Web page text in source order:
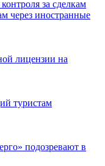
за сделкам
через иностранные
лицензии на
туристам
подозревают в